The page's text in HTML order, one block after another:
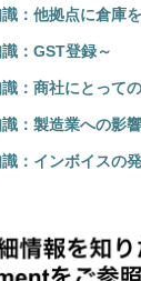
：他拠点に倉庫
：GST登録～
：商社にとって
：製造業への影
：インボイスの